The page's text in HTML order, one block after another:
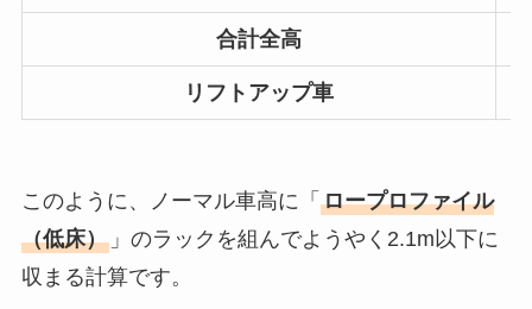
合計全高
リフトアップ車
このように、ノーマル車高に「 ロープロファイル
（低床）」のラックを組んでようやく2.1m以下に
収まる計算です。